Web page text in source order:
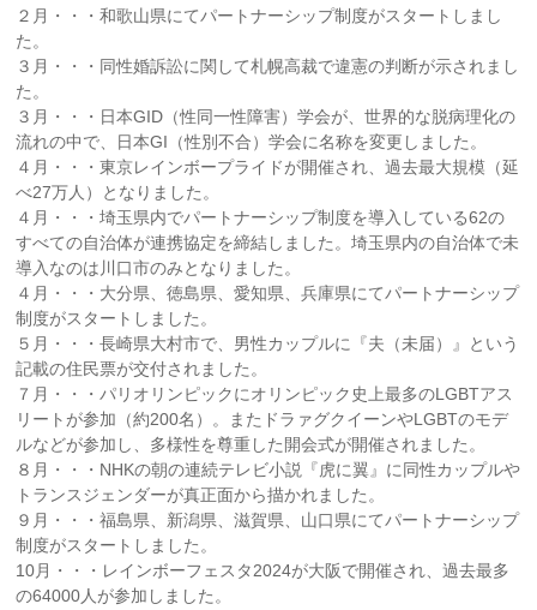
２月・・・和歌山県にてパートナーシップ制度がスタートしまし
た。
３月・・・同性婚訴訟に関して札幌高裁で違憲の判断が示されまし
た。
３月・・・日本GID（性同一性障害）学会が、世界的な脱病理化の
流れの中で、日本GI（性別不合）学会に名称を変更しました。
４月・・・東京レインボープライドが開催され、過去最大規模（延
べ27万人）となりました。
４月・・・埼玉県内でパートナーシップ制度を導入している62の
すべての自治体が連携協定を締結しました。埼玉県内の自治体で未
導入なのは川口市のみとなりました。
４月・・・大分県、徳島県、愛知県、兵庫県にてパートナーシップ
制度がスタートしました。
５月・・・長崎県大村市で、男性カップルに『夫（未届）』という
記載の住民票が交付されました。
７月・・・パリオリンピックにオリンピック史上最多のLGBTアス
リートが参加（約200名）。またドラァグクイーンやLGBTのモデ
ルなどが参加し、多様性を尊重した開会式が開催されました。
８月・・・NHKの朝の連続テレビ小説『虎に翼』に同性カップルや
トランスジェンダーが真正面から描かれました。
９月・・・福島県、新潟県、滋賀県、山口県にてパートナーシップ
制度がスタートしました。
10月・・・レインボーフェスタ2024が大阪で開催され、過去最多
の64000人が参加しました。